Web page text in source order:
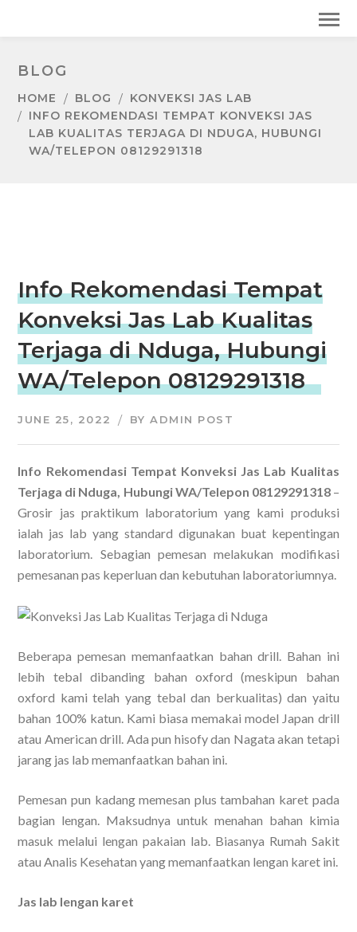
BLOG
HOME BLOG
KONVEKSI JAS LAB
INFO REKOMENDASI TEMPAT KONVEKSI JAS
LAB KUALITAS TERJAGA DI NDUGA, HUBUNGI
WA/TELEPON 08129291318
Info Rekomendasi Tempat
Konveksi Jas Lab Kualitas
Terjaga di Nduga, Hubungi
WA/Telepon 08129291318
JUNE 25, 2022 BYADMIN POST
Info Rekomendasi Tempat Konveksi Jas Lab Kualitas
Terjaga di Nduga, Hubungi WA/Telepon 08129291318–
Grosir jas praktikum laboratorium yang kami produksi
ialah jas lab yang standard digunakan buat kepentingan
laboratorium. Sebagian pemesan melakukan modifikasi
pemesanan pas keperluan dan kebutuhan laboratoriumnya.
Beberapa pemesan memanfaatkan bahan drill. Bahan ini
lebih tebal dibanding bahan oxford (meskipun bahan
oxford kami telah yang tebal dan berkualitas) dan yaitu
bahan 100% katun. Kami biasa memakai model Japan drill
atau American drill. Ada pun hisofy dan Nagata akan tetapi
jarang jas lab memanfaatkan bahan ini.
Pemesan pun kadang memesan plus tambahan karet pada
bagian lengan. Maksudnya untuk menahan bahan kimia
masuk melalui lengan pakaian lab. Biasanya Rumah Sakit
atau Analis Kesehatan yang memanfaatkan lengan karet ini.
Jas lab lengan karet